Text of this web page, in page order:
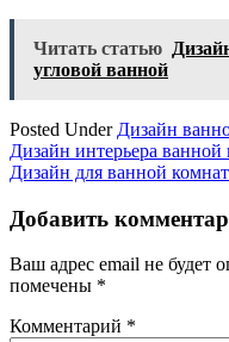
Читать статью
угловой ванной
Posted Under Дизайн
Навигация
по
записям
Дизайн интерьера
Дизайн для ванной
Добавить
Ваш адрес email не будет
помечены *
Комментарий *